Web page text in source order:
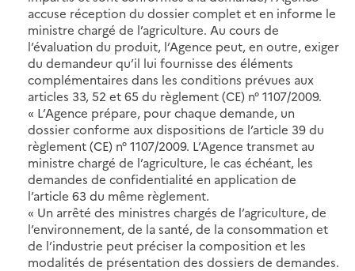
accuse réception du dossier complet et en informe le
ministre chargé de l’agriculture. Au cours de
l’évaluation du produit, l’Agence peut, en outre, exiger
du demandeur qu’il lui fournisse des éléments
complémentaires dans les conditions prévues aux
articles 33, 52 et 65 du règlement (CE) n° 1107/2009.
« L’Agence prépare, pour chaque demande, un
dossier conforme aux dispositions de l’article 39 du
règlement (CE) n° 1107/2009. L’Agence transmet au
ministre chargé de l’agriculture, le cas échéant, les
demandes de confidentialité en application de
l’article 63 du même règlement.
« Un arrêté des ministres chargés de l’agriculture, de
l’environnement, de la santé, de la consommation et
de l’industrie peut préciser la composition et les
modalités de présentation des dossiers de demandes.